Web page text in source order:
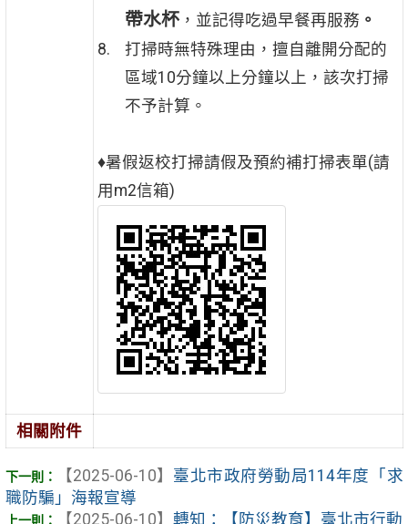
帶水杯，並記得吃過早餐再服務 。
打掃時無特殊理由，擅自離開分配的
區域10分鐘以上分鐘以上，該次打掃
不予計算。
♦暑假返校打掃請假及預約補打掃表單(請
用m2信箱)
相關附件
【2025-06-10】 臺北市政府勞動局114年度「求
職防騙」海報宣導
【2025-06-10】 轉知：【防災教育】臺北市行動